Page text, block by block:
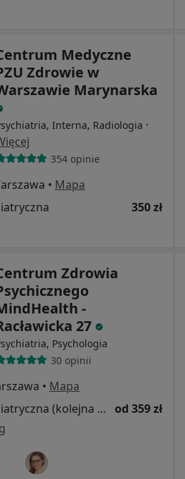
Medyczne
Zdrowie w
Marynarska
Interna, Radiologia ·
354 opinie
• Mapa
350 zł
Zdrowia
-
27
Psychologia
30 opinii
• Mapa
Konsultacja psychiatryczna (kolejna wizyta) od 359 zł